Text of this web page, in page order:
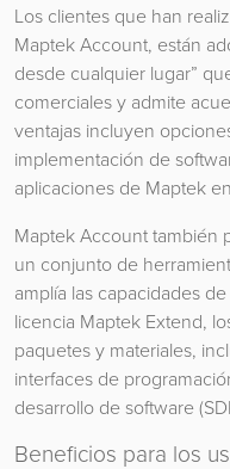
Los clientes que han
Maptek Account, están
desde cualquier lugar”
comerciales y admite
ventajas incluyen
implementación de
aplicaciones de Maptek
Maptek Account también
un conjunto de
amplía las capacidades
licencia Maptek Extend,
paquetes y materiales,
interfaces de
desarrollo de software
Beneficios para los